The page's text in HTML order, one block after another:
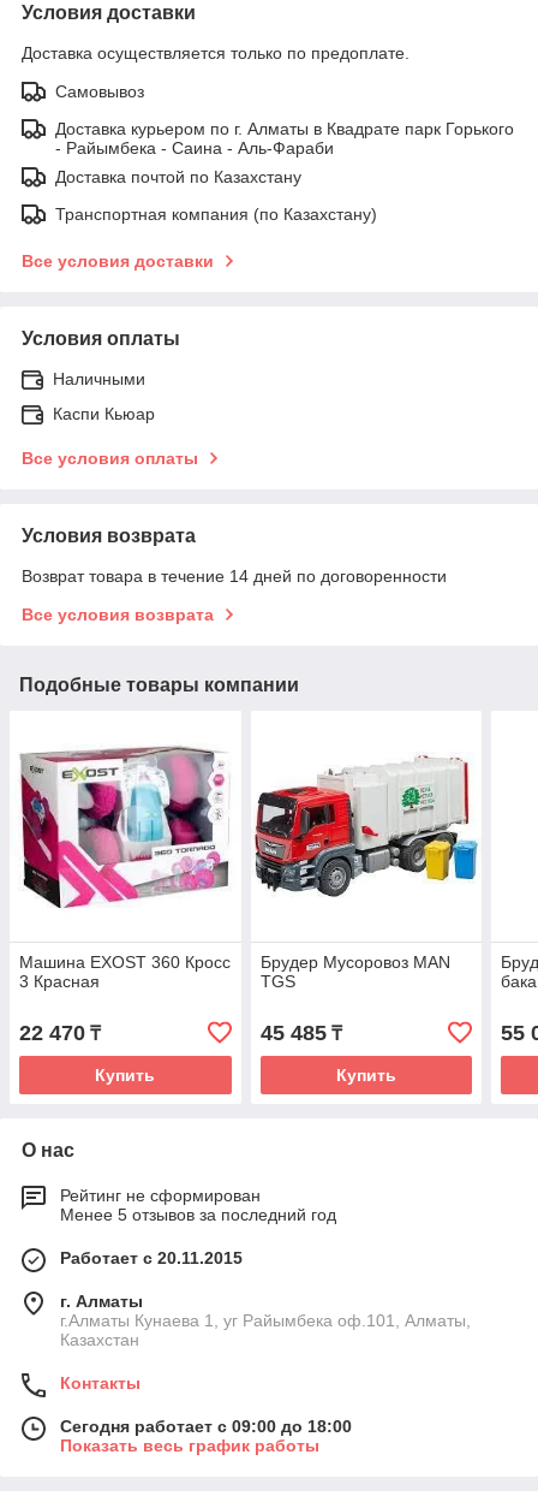
Условия доставки
Доставка осуществляется только по предоплате.
Самовывоз
Доставка курьером по г. Алматы в Квадрате парк Горького
- Райымбека - Саина - Аль-Фараби
Доставка почтой по Казахстану
Транспортная компания (по Казахстану)
Все условия доставки
Условия оплаты
Наличными
Каспи Кьюар
Все условия оплаты
Условия возврата
Возврат товара в течение 14 дней по договоренности
Все условия возврата
Подобные товары компании
Машина EXOST 360 Кросс
3 Красная
22 470 ₸
Купить
Брудер Мусоровоз MAN
TGS
45 485₸
Купить
55
О нас
Рейтинг не сформирован
Менее 5 отзывов за последний год
Работает с 20.11.2015
г. Алматы
г.Алматы Кунаева 1, уг Райымбека оф.101, Алматы,
Казахстан
Контакты
Сегодня работает с 09:00 до 18:00
Показать весь график работы